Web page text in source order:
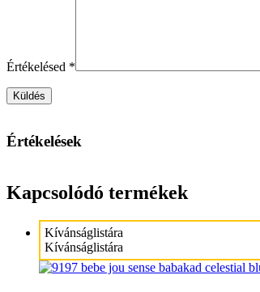
Értékelésed *
Értékelések
Kapcsolódó termékek
Kívánságlistára
Kívánságlistára